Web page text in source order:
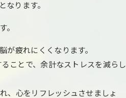
ります。
。
が疲れにくくなります。
ことで、余計なストレスを減らし
、心をリフレッシュさせましょ